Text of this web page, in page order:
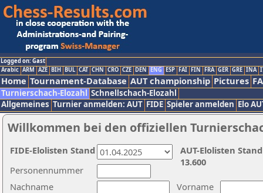
Logged on: Gast
Arabic ARM AZE BIH BUL CAT CHN CRO CZE DEN ENG ESP FAI FIN FRA GER GRE INA
Home Tournament-Database AUT championship Pictures
Turnierschach-Elozahl Schnellschach-Elozahl
Allgemeines Turnier anmelden: AUT FIDE Spieler anmelden Elo
Willkommen bei den offiziellen
Nachname
Vorname
Personennummer
AUT-Elolisten
13.600
FIDE-Elolisten Stand